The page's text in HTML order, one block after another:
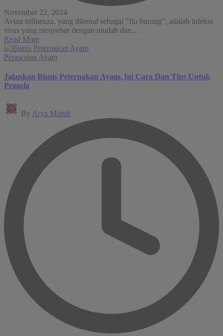
November 22, 2024
Avian influenza, yang dikenal sebagai "flu burung", adalah infeksi
virus yang menyebar dengan mudah dan…
Read More
Posted
Perawatan Ayam
Jalankan Bisnis Peternakan Ayam, Ini Cara Dan Tips Untuk
Pemula
Posted
by
By Arya Mahdi